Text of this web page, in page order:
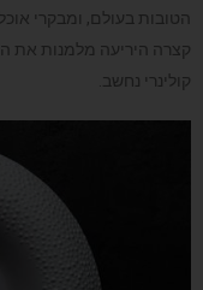
הטובות בעולם, ומבקרי
קצרה היריעה מלמנות את
קולינרי נחשב.